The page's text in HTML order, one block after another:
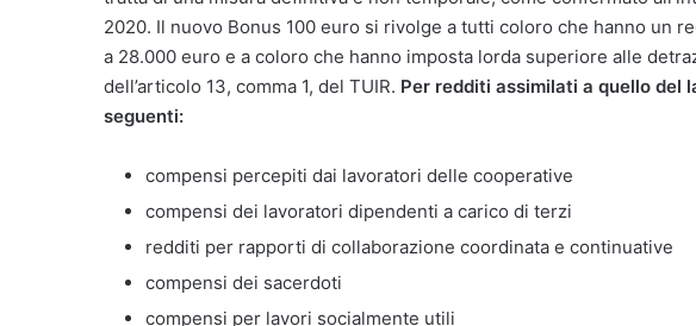
2020. Il nuovo Bonus 100 euro si rivolge a tutti coloro che hanno un
a 28.000 euro e a coloro che hanno imposta lorda superiore alle
dell’articolo 13, comma 1, del TUIR. Per redditi assimilati a quello del
seguenti:
compensi percepiti dai lavoratori delle cooperative
compensi dei lavoratori dipendenti a carico di terzi
redditi per rapporti di collaborazione coordinata e continuative
compensi dei sacerdoti
compensi per lavori socialmente utili